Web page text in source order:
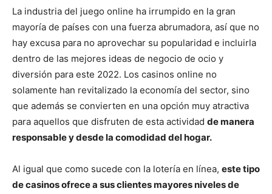
La industria del juego online ha irrumpido en la gran
mayoría de países con una fuerza abrumadora, así que no
hay excusa para no aprovechar su popularidad e incluirla
dentro de las mejores ideas de negocio de ocio y
diversión para este 2022. Los casinos online no
solamente han revitalizado la economía del sector, sino
que además se convierten en una opción muy atractiva
para aquellos que disfruten de esta actividad de manera
responsable y desde la comodidad del hogar.
Al igual que como sucede con la lotería en línea, este tipo
de casinos ofrece a sus clientes mayores niveles de